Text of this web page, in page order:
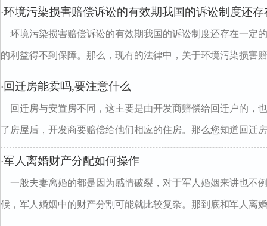
·环境污染损害赔偿诉讼的有效期我国的诉讼制度还
环境污染损害赔偿诉讼的有效期我国的诉讼制度还存在一定
的利益得不到保障。那么，现有的法律中，关于环境污染损害
· 回迁房能卖吗,要注意什么
回迁房与安置房不同，这主要是由开发商赔偿给回迁户的，
了房屋后，开发商要赔偿给他们相应的住房。那么您知道回迁
·军人离婚财产分配如何操作
一般夫妻离婚的都是因为感情破裂，对于军人婚姻来讲也不
候，军人婚姻中的财产分割可能就比较复杂。那到底和军人离